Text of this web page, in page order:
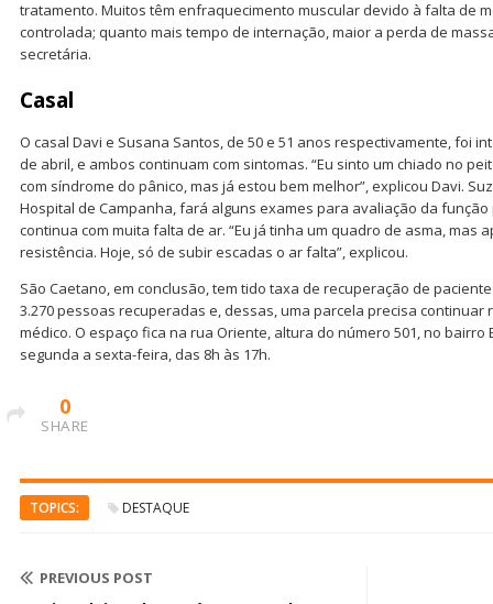
tratamento. Muitos têm enfraquecimento muscular devido à falta de
controlada; quanto mais tempo de internação, maior a perda de
secretária.
Casal
O casal Davi e Susana Santos, de 50 e 51 anos respectivamente, foi
de abril, e ambos continuam com sintomas. “Eu sinto um chiado no
com síndrome do pânico, mas já estou bem melhor”, explicou Davi.
Hospital de Campanha, fará alguns exames para avaliação da
continua com muita falta de ar. “Eu já tinha um quadro de asma, mas
resistência. Hoje, só de subir escadas o ar falta”, explicou.
São Caetano, em conclusão, tem tido taxa de recuperação de
3.270 pessoas recuperadas e, dessas, uma parcela precisa
médico. O espaço fica na rua Oriente, altura do número 501, no
segunda a sexta-feira, das 8h às 17h.
0
SHARE
TOPICS: DESTAQUE
PREVIOUS POST